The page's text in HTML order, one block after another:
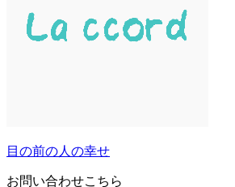
目の前の人の幸せ
お問い合わせこちら